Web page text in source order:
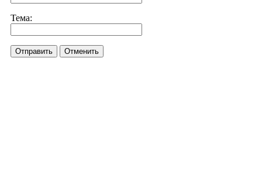
Тема:
Отправить Отменить